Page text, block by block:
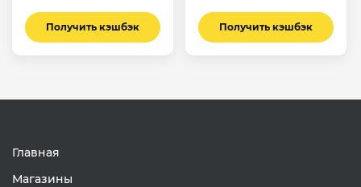
Получить кэшбэк Получить кэшбэк
Главная
Магазины